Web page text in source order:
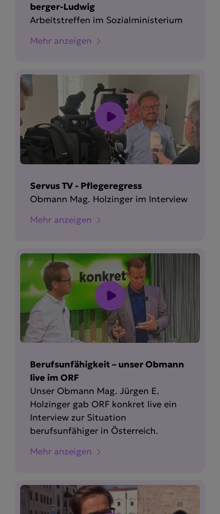
berger-Ludwig
Arbeits­treffen im Sozial­mi­nis­terium
Mehr anzeigen
Servus TV - Pflegeregress
Obmann Mag. Holzinger im Interview
Mehr anzeigen
Berufsunfähigkeit – unser Obmann
live im ORF
Unser Obmann Mag. Jürgen E.
Holzinger gab ORF konkret live ein
Interview zur Situation
berufsunfähiger in Österreich.
Mehr anzeigen